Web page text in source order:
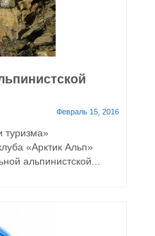
Февраль 15, 2016
туризма»
«Арктик Альп»
альпинистской...